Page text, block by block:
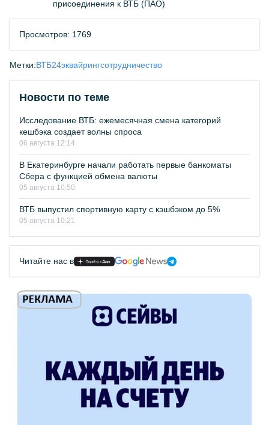
присоединения к ВТБ (ПАО)
Просмотров: 1769
Метки:ВТБ24эквайрингсотрудничество
Новости по теме
Исследование ВТБ: ежемесячная смена категорий
кешбэка создает волны спроса
06 августа 12:14
В Екатеринбурге начали работать первые банкоматы
Сбера с функцией обмена валюты
05 августа 10:50
ВТБ выпустил спортивную карту с кэшбэком до 5%
05 августа 10:21
Читайте нас в